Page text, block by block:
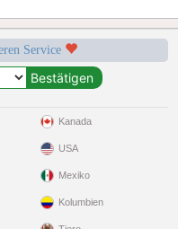
Service
Kanada
USA
Mexiko
Kolumbien